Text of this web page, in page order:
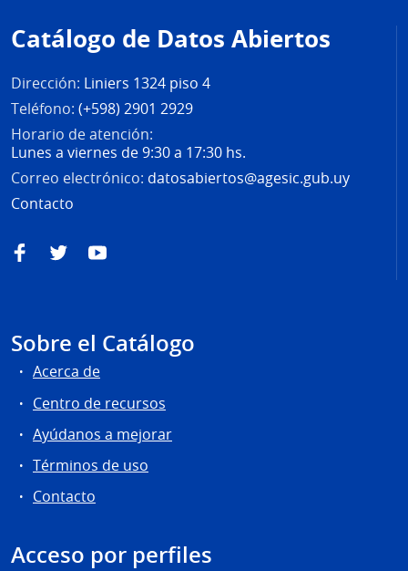
de
página
Catálogo de Datos Abiertos
Dirección: Liniers 1324 piso 4
Teléfono: (+598) 2901 2929
Horario de atención:
Lunes a viernes de 9:30 a 17:30 hs.
Correo electrónico: datosabiertos@agesic.gub.uy
Contacto
FacebookTwitterYouTube
Sobre el Catálogo
Acerca de
Centro de recursos
Ayúdanos a mejorar
Términos de uso
Contacto
Acceso por perfiles